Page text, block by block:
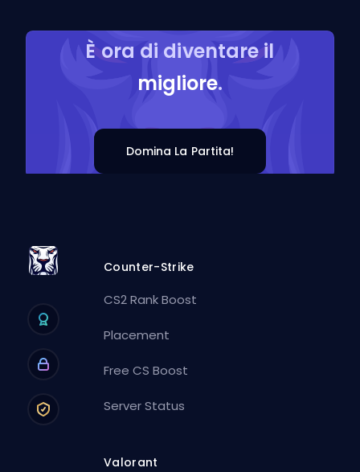
È ora di diventare il
migliore.
Domina La Partita!
Counter-Strike
CS2 Rank Boost
Placement
Free CS Boost
Server Status
Valorant